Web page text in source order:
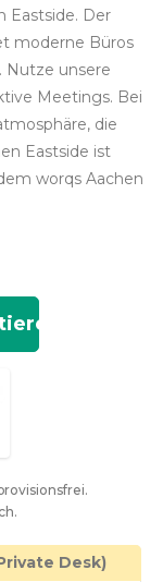
Eastside. Der
moderne Büros
Nutze unsere
Meetings. Bei
die
Eastside ist
worqs Aachen
Desk)